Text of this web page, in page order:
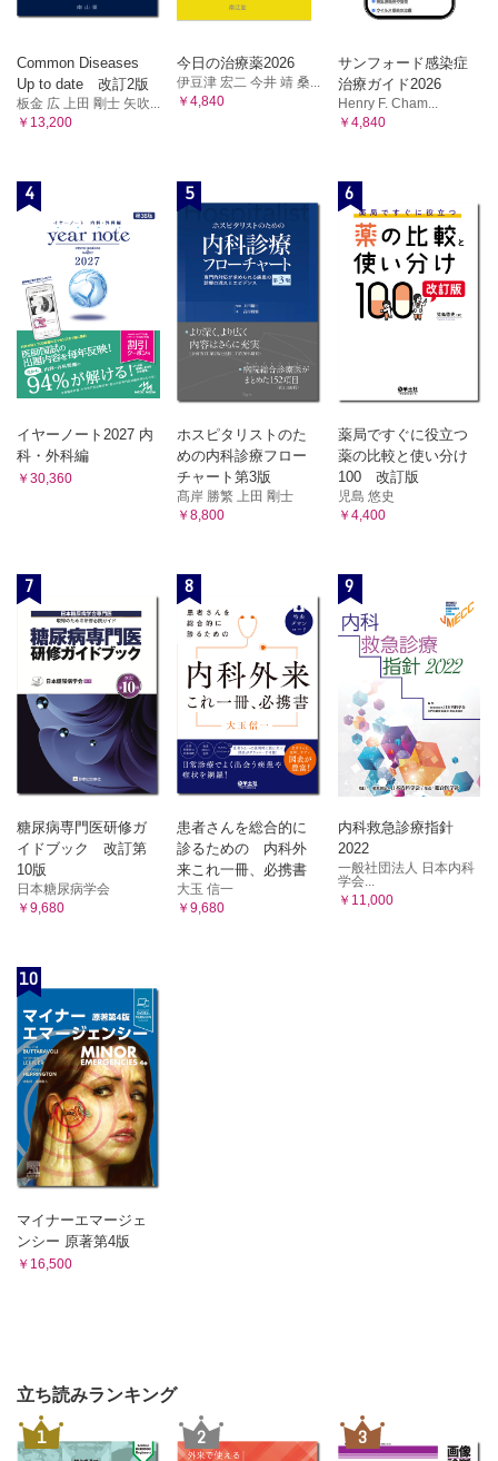
Common Diseases
Up to date 改訂2版
板金 広 上田 剛士 矢吹...
￥13,200
今日の治療薬2026
伊豆津 宏二 今井 靖 桑...
￥4,840
サンフォード感染症
治療ガイド2026
Henry F. Cham...
￥4,840
4
イヤーノート2027 内
科・外科編
￥30,360
5
ホスピタリストのた
めの内科診療フロー
チャート第3版
髙岸 勝繁 上田 剛士
￥8,800
6
薬局ですぐに役立つ
薬の比較と使い分け
100 改訂版
児島 悠史
￥4,400
7
糖尿病専門医研修ガ
イドブック 改訂第
10版
日本糖尿病学会
￥9,680
8
患者さんを総合的に
診るための 内科外
来これ一冊、必携書
大玉 信一
￥9,680
9
内科救急診療指針
2022
一般社団法人 日本内科
学会...
￥11,000
10
マイナーエマージェ
ンシー 原著第4版
￥16,500
立ち読みランキング
1 2 3